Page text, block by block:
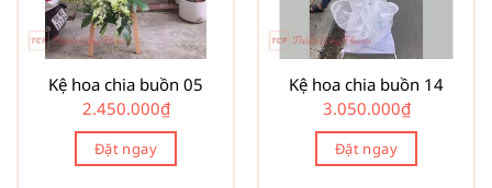
Kệ hoa chia buồn 05
2.450.000₫
Đặt ngay
Kệ hoa chia buồn 14
3.050.000₫
Đặt ngay